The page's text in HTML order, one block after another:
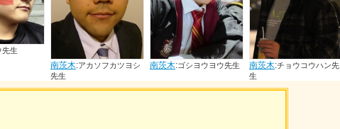
南茨木:ゴシヨウヨウ先生 南茨木:チョウコウハン先
南茨木:コウブカツ先生